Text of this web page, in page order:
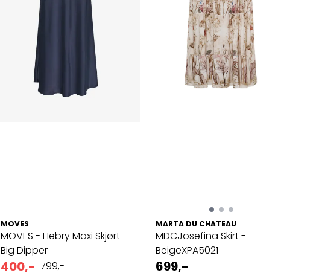
MOVES
MOVES - Hebry Maxi Skjørt
Big Dipper
400,- 799,-
MARTA DU CHATEAU
MDCJosefina Skirt -
BeigeXPA5021
699,-